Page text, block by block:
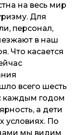
на весь мир
Для
персонал,
в наш
Что касается
всего шесть
каждым годом
а дети
условиях. По
мы видим